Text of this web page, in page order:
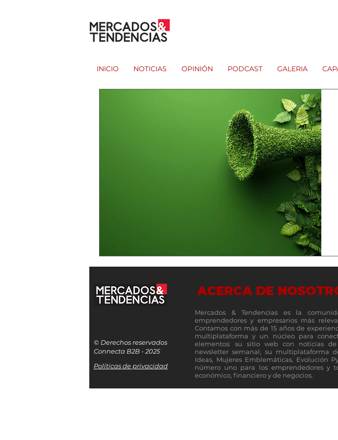
INICIO NOTICIAS OPINIÓN PODCAST GALERIA
© Derechos reservados
Connecta B2B - 2025
Políticas de privacidad
ACERCA DE
Mercados & Tendencias es la
emprendedores y empresarios más
Contamos con más de 15 años de
multiplataforma y un núcleo para
elementos: su sitio web con noticias
newsletter semanal, su multiplataforma
Ideas, Mujeres Emblemáticas, Evolución
número uno para los emprendedores y
económico, financiero y de negocios.